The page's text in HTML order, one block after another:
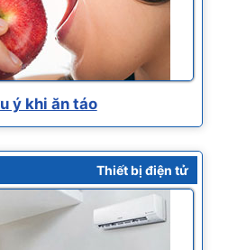
ý khi ăn táo
Thiết bị điện tử